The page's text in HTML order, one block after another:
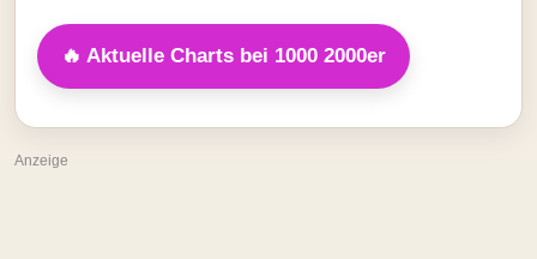
🔥 Aktuelle Charts bei 1000 2000er
Anzeige